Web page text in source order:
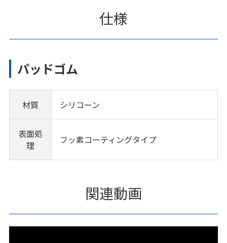
仕様
パッドゴム
材質 シリコーン
表面処
理
フッ素コーティングタイプ
関連動画